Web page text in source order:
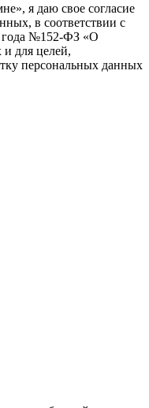
я даю свое согласие
в соответствии с
года №152-ФЗ «О
для целей,
персональных данных